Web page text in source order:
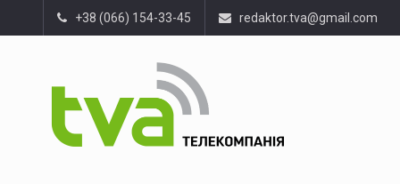
+38 (066) 154-33-45 redaktor.tva@gmail.com